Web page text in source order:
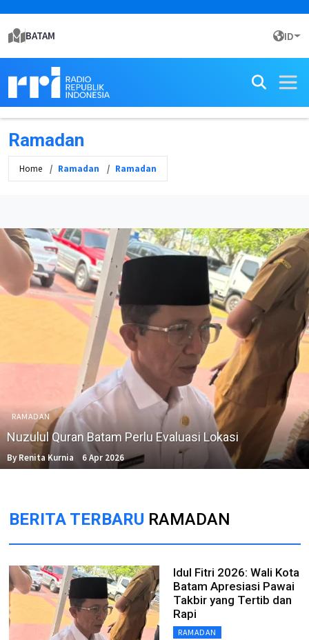
BATAM ID
Ramadan
Home Ramadan Ramadan
RAMADAN
Nuzulul Quran Batam Perlu Evaluasi Lokasi
By Renita Kurnia 6 Apr 2026
BERITA TERBARU RAMADAN
Idul Fitri 2026: Wali Kota
Batam Apresiasi Pawai
Takbir yang Tertib dan
Rapi
RAMADAN